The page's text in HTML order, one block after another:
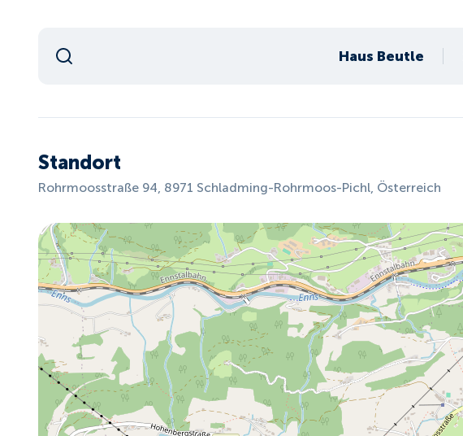
Haus Beutle
Standort
Rohrmoosstraße 94, 8971 Schladming-Rohrmoos-Pichl, Österreich